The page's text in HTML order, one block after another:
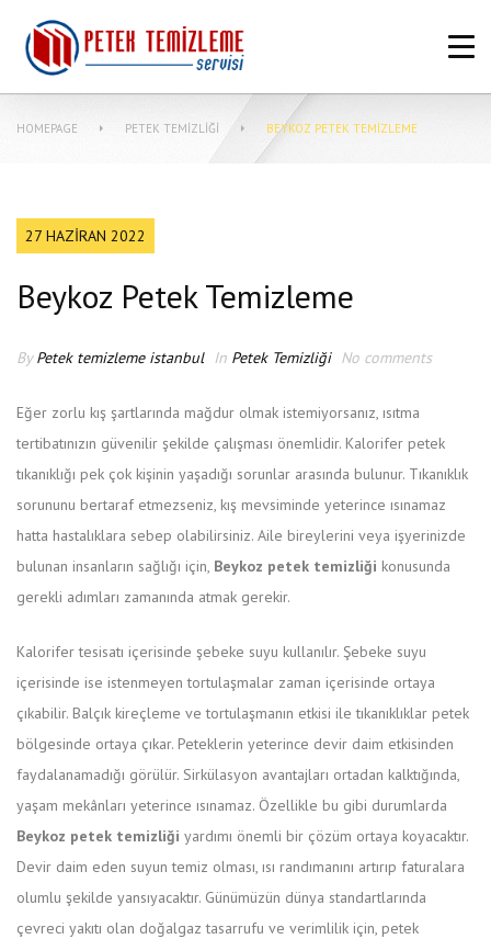
ANASAYFA
HAKKIMIZDA
PETEK TEMIZLEME FIYATLARI
HOMEPAGE PETEK TEMIZLIĞI BEYKOZ PETEK TEMIZLEME
27 HAZIRAN 2022
Beykoz Petek Temizleme
ByPetek temizleme istanbul In Petek Temizliği No comments
Eğer zorlu kış şartlarında mağdur olmak istemiyorsanız, ısıtma
tertibatınızın güvenilir şekilde çalışması önemlidir. Kalorifer petek
tıkanıklığı pek çok kişinin yaşadığı sorunlar arasında bulunur. Tıkanıklık
sorununu bertaraf etmezseniz, kış mevsiminde yeterince ısınamaz
hatta hastalıklara sebep olabilirsiniz. Aile bireylerini veya işyerinizde
bulunan insanların sağlığı için, Beykoz petek temizliği konusunda
gerekli adımları zamanında atmak gerekir.
Kalorifer tesisatı içerisinde şebeke suyu kullanılır. Şebeke suyu
içerisinde ise istenmeyen tortulaşmalar zaman içerisinde ortaya
çıkabilir. Balçık kireçleme ve tortulaşmanın etkisi ile tıkanıklıklar petek
bölgesinde ortaya çıkar. Peteklerin yeterince devir daim etkisinden
faydalanamadığı görülür. Sirkülasyon avantajları ortadan kalktığında,
yaşam mekânları yeterince ısınamaz. Özellikle bu gibi durumlarda
Beykoz petek temizliği yardımı önemli bir çözüm ortaya koyacaktır.
Devir daim eden suyun temiz olması, ısı randımanını artırıp faturalara
olumlu şekilde yansıyacaktır. Günümüzün dünya standartlarında
çevreci yakıtı olan doğalgaz tasarrufu ve verimlilik için, petek